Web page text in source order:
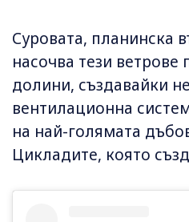
Суровата, планинска
насочва тези ветрове
долини, създавайки
вентилационна
на най-голямата
Цикладите, която